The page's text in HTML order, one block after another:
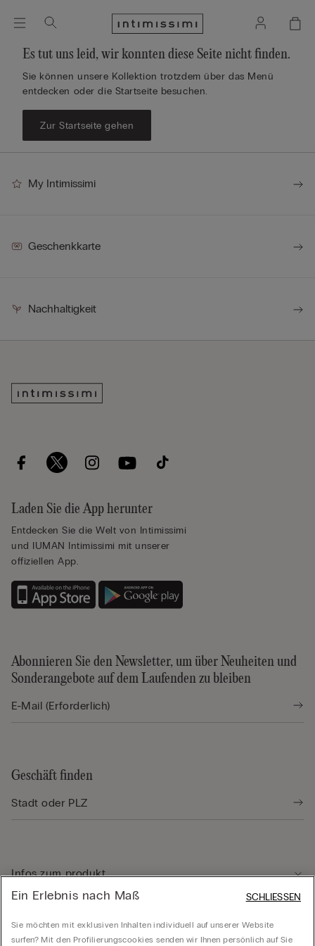
Es tut uns leid, wir konnten diese Seite nicht finden.
Sie können unsere Kollektion trotzdem über das Menü
entdecken oder die Startseite besuchen.
Zur Startseite gehen
My Intimissimi
Geschenkkarte
Nachhaltigkeit
Laden Sie die App herunter
Entdecken Sie die Welt von Intimissimi
und IUMAN Intimissimi mit unserer
offiziellen App.
Abonnieren Sie den Newsletter, um über Neuheiten und
Sonderangebote auf dem Laufenden zu bleiben
Geschäft finden
Infos zum produkt
Ein Erlebnis nach Maß
Sie möchten mit exklusiven Inhalten individuell auf unserer Website
surfen? Mit den Profilierungscookies senden wir Ihnen persönlich auf Sie
SCHLIESSEN